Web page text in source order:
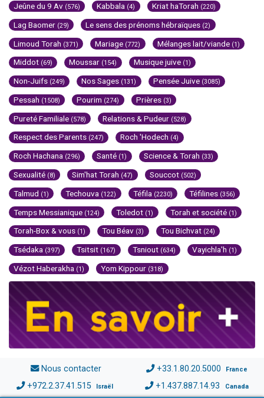
Jeûne du 9 Av (576) Kabbala (4) Kriat haTorah (220)
Lag Baomer (29) Le sens des prénoms hébraïques (2)
Limoud Torah (371) Mariage (772) Mélanges lait/viande (1)
Middot (69) Moussar (154) Musique juive (1)
Non-Juifs (249) Nos Sages (131) Pensée Juive (3085)
Pessah (1508) Pourim (274) Prières (3)
Pureté Familiale (578) Relations & Pudeur (528)
Respect des Parents (247) Roch 'Hodech (4)
Roch Hachana (296) Santé (1) Science & Torah (33)
Sexualité (8) Sim'hat Torah (47) Souccot (502)
Talmud (1) Techouva (122) Téfila (2230) Téfilines (356)
Temps Messianique (124) Toledot (1) Torah et société (1)
Torah-Box & vous (1) Tou Béav (3) Tou Bichvat (24)
Tsédaka (397) Tsitsit (167) Tsniout (634) Vayichla'h (1)
Vézot Haberakha (1) Yom Kippour (318)
Nous contacter +33.1.80.20.5000 France
+972.2.37.41.515 Israël +1.437.887.14.93 Canada